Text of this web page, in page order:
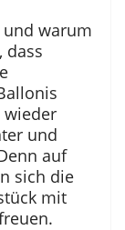
und warum
dass
wieder
und
auf
sich die
mit